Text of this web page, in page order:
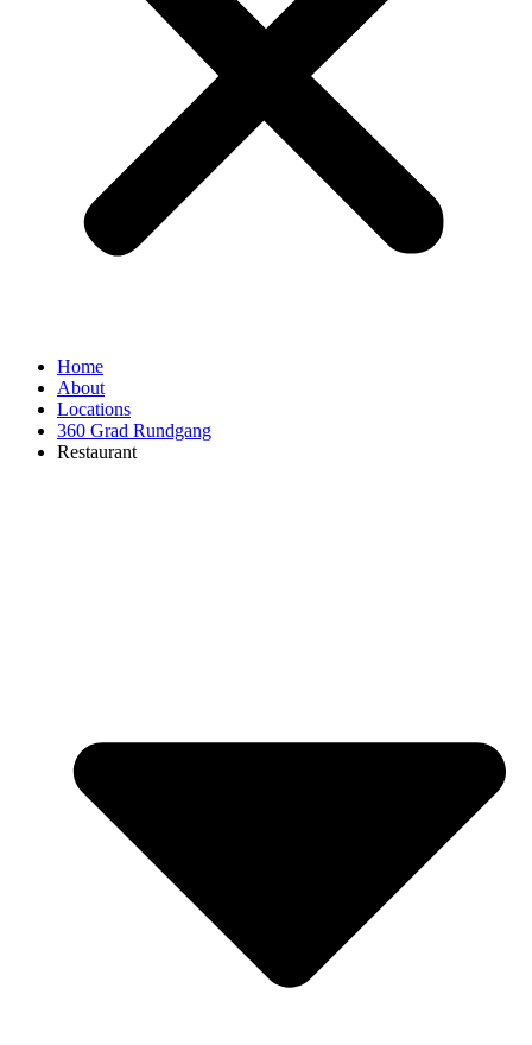
Home
About
Locations
360 Grad Rundgang
Restaurant